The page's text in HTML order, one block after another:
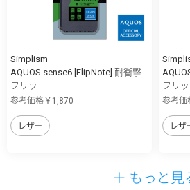
Simplism
AQUOS sense6 [FlipNote] 耐衝撃
フリッ...
参考価格￥1,870
レザー
フリ
参考価
レザ
＋ もっと見